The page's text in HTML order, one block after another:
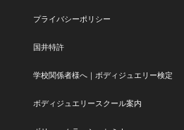
プライバシーポリシー
国井特許
学校関係者様へ｜ボディジュエリー検定
ボディジュエリースクール案内